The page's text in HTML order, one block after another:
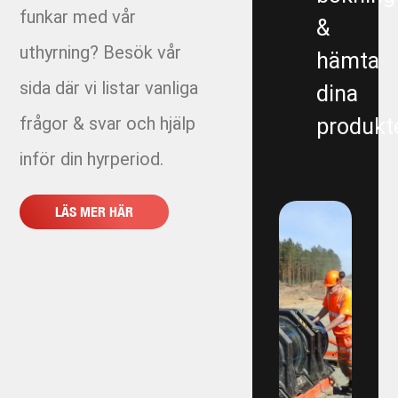
1671-1 - Tätningsplugg till OFA ledning fr Stena
2072-2 - Volvo TBA Brandpost
213205 - Pumpning Trädgårdsföreningen
Linköping
2203 - Multihall Ljung
funkar med vår
uthyrning? Besök vår
sida där vi listar vanliga
frågor & svar och hjälp
inför din hyrperiod.
LÄS MER HÄR
&
hämta
dina